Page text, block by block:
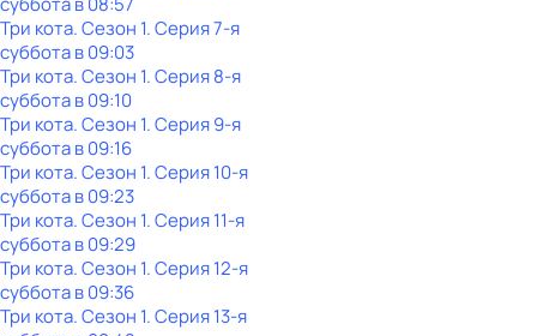
Три кота. Сезон 1. Серия 7-я
субботав09:03
Три кота. Сезон 1. Серия 8-я
субботав09:10
Три кота. Сезон 1. Серия 9-я
субботав09:16
Три кота. Сезон 1. Серия 10-я
субботав09:23
Три кота. Сезон 1. Серия 11-я
субботав09:29
Три кота. Сезон 1. Серия 12-я
субботав09:36
Три кота. Сезон 1. Серия 13-я